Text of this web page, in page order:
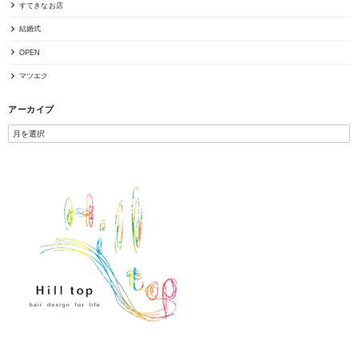
すてきなお店
結婚式
OPEN
マツエク
アーカイブ